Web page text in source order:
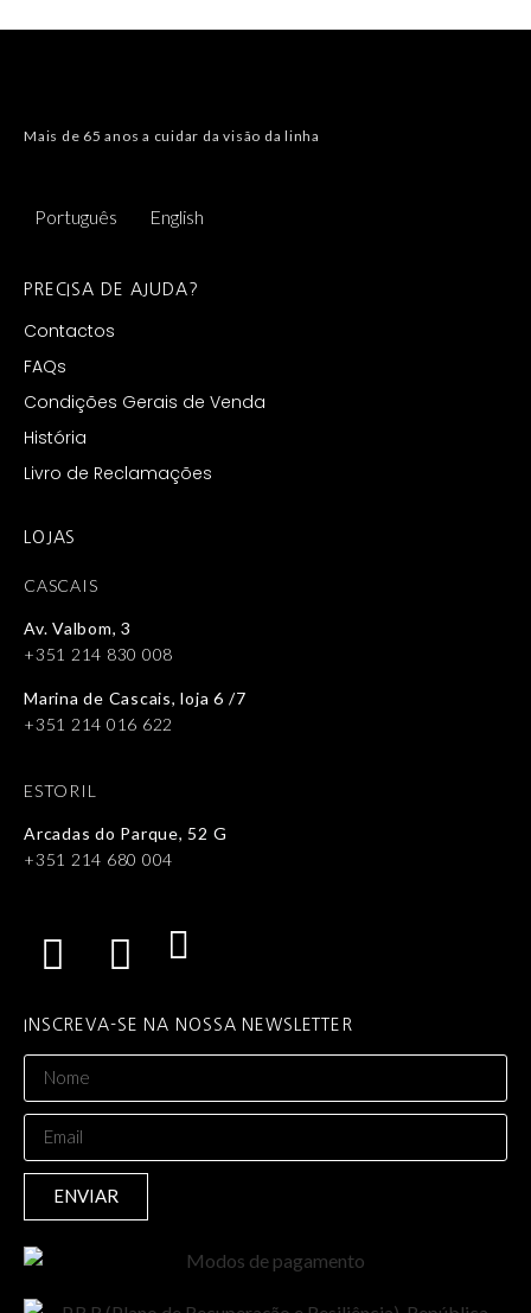
Mais de 65 anos a cuidar da visão da linha
Português English
PRECISA DE AJUDA?
Contactos
FAQs
Condições Gerais de Venda
História
Livro de Reclamações
LOJAS
CASCAIS
Av. Valbom, 3
+351 214 830 008
Marina de Cascais, loja 6 /7
+351 214 016 622
ESTORIL
Arcadas do Parque, 52 G
+351 214 680 004
INSCREVA-SE NA NOSSA NEWSLETTER
ENVIAR